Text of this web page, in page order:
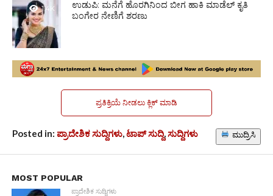
1.4K
ಉಡುಪಿ: ಮನೆಗೆ ಹೊರಗಿನಿಂದ ಬೀಗ ಹಾಕಿ ಮಾಡೆಲ್ ಕೃತಿ
ಬಂಗೇರ ನೇಣಿಗೆ ಶರಣು
ಪ್ರತಿಕ್ರಿಯೆ ನೀಡಲು ಕ್ಲಿಕ್ ಮಾಡಿ
Posted in: ಪ್ರಾದೇಶಿಕ ಸುದ್ದಿಗಳು,ಟಾಪ್ ಸುದ್ದಿ,ಸುದ್ದಿಗಳು ಮುದ್ರಿಸಿ
MOST POPULAR
ಪ್ರಾದೇಶಿಕ ಸುದ್ದಿಗಳು